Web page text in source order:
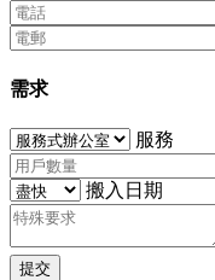
需求
服務
搬入日期
提交